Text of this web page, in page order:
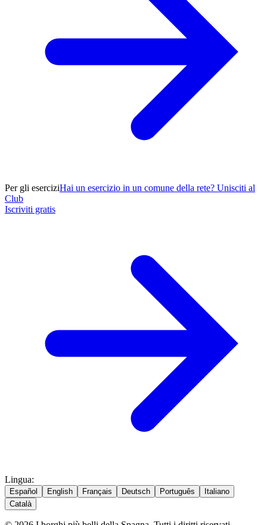
Per gli eserciziHai un esercizio in un comune della rete? Unisciti al
Club
Iscriviti gratis
Lingua:
Español English Français Deutsch Português
Italiano
Català